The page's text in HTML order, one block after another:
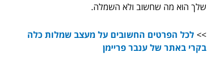
שלך הוא מה שחשוב ולא השמלה.
>> לכל הפרטים החשובים על מעצב שמלות כלה
בקרי באתר של ענבר פריימן